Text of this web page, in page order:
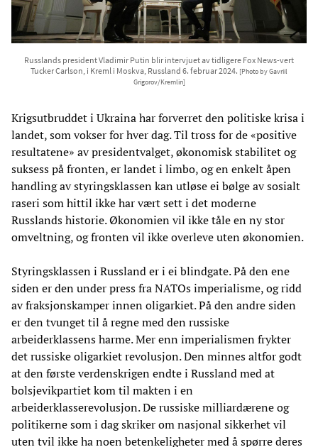
Russlands president Vladimir Putin blir intervjuet av tidligere Fox News-vert
Tucker Carlson, i Kreml i Moskva, Russland 6. februar 2024. [Photo by Gavriil
Grigorov/Kremlin]
Krigsutbruddet i Ukraina har forverret den politiske krisa i
landet, som vokser for hver dag. Til tross for de «positive
resultatene» av presidentvalget, økonomisk stabilitet og
suksess på fronten, er landet i limbo, og en enkelt åpen
handling av styringsklassen kan utløse ei bølge av sosialt
raseri som hittil ikke har vært sett i det moderne
Russlands historie. Økonomien vil ikke tåle en ny stor
omveltning, og fronten vil ikke overleve uten økonomien.
Styringsklassen i Russland er i ei blindgate. På den ene
siden er den under press fra NATOs imperialisme, og ridd
av fraksjonskamper innen oligarkiet. På den andre siden
er den tvunget til å regne med den russiske
arbeiderklassens harme. Mer enn imperialismen frykter
det russiske oligarkiet revolusjon. Den minnes altfor godt
at den første verdenskrigen endte i Russland med at
bolsjevikpartiet kom til makten i en
arbeiderklasserevolusjon. De russiske milliardærene og
politikerne som i dag skriker om nasjonal sikkerhet vil
uten tvil ikke ha noen betenkeligheter med å spørre deres